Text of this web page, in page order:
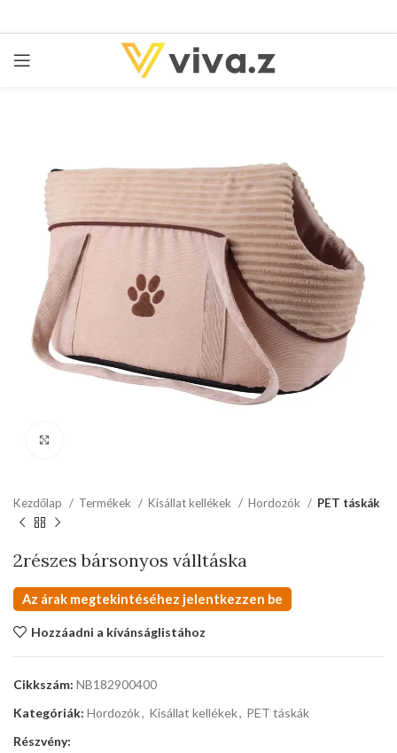
Kezdőlap Termékek Kisállat kellékek Hordozók PET táskák
2részes bársonyos válltáska
Az árak megtekintéséhez jelentkezzen be
Hozzáadni a kívánságlistához
Cikkszám: NB182900400
Kategóriák: Hordozók, Kisállat kellékek, PET táskák
Részvény: